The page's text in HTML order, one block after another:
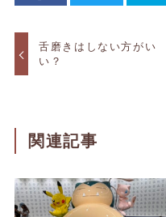
舌磨きはしない方がい
い？
関連記事